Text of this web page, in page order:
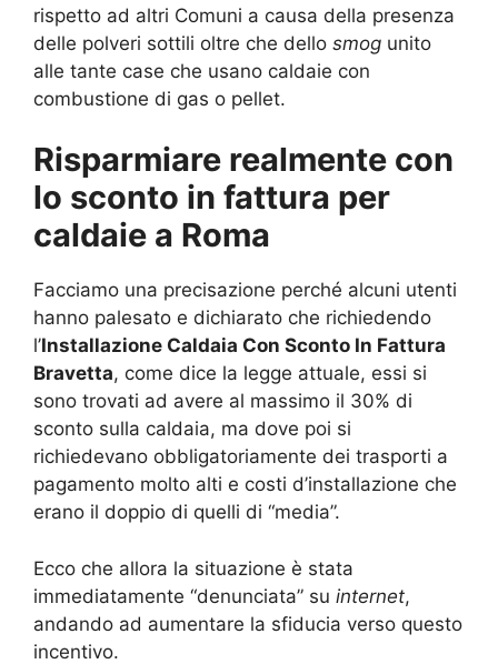
rispetto ad altri Comuni a causa della presenza
delle polveri sottili oltre che dello smog unito
alle tante case che usano caldaie con
combustione di gas o pellet.
Risparmiare realmente con
lo sconto in fattura per
caldaie a Roma
Facciamo una precisazione perché alcuni utenti
hanno palesato e dichiarato che richiedendo
l’Installazione Caldaia Con Sconto In Fattura
Bravetta, come dice la legge attuale, essi si
sono trovati ad avere al massimo il 30% di
sconto sulla caldaia, ma dove poi si
richiedevano obbligatoriamente dei trasporti a
pagamento molto alti e costi d’installazione che
erano il doppio di quelli di “media”.
Ecco che allora la situazione è stata
immediatamente “denunciata” su internet,
andando ad aumentare la sfiducia verso questo
incentivo.